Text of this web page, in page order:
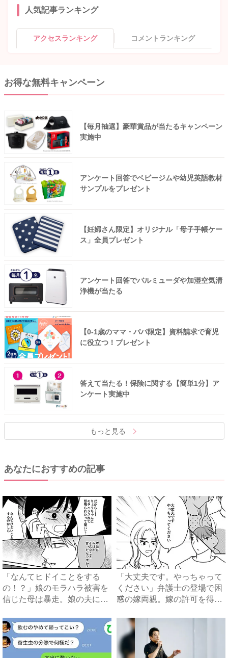
人気記事ランキング
アクセスランキング コメントランキング
お得な無料キャンペーン
【毎月抽選】豪華賞品が当たるキャンペーン
実施中
アンケート回答でベビージムや幼児英語教材
サンプルをプレゼント
【妊婦さん限定】オリジナル「母子手帳ケー
ス」全員プレゼント
アンケート回答でバルミューダや加湿空気清
浄機が当たる
【0-1歳のママ・パパ限定】資料請求で育児
に役立つ！プレゼント
答えて当たる！保険に関する【簡単1分】ア
ンケート実施中
もっと見る
あなたにおすすめの記事
「なんてヒドイことをする
の！？」娘のモラハラ被害を
信じた母は暴走。娘の夫に電
「大丈夫です。やっちゃって
ください」弁護士の登場で困
惑の嫁両親。嫁の許可を得た